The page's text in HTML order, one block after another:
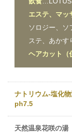
エステ、マッ
ソロジー、ソ
ステ、あかす
ヘアカット（
ナトリウム-塩化
ph7.5
天然温泉花咲の湯